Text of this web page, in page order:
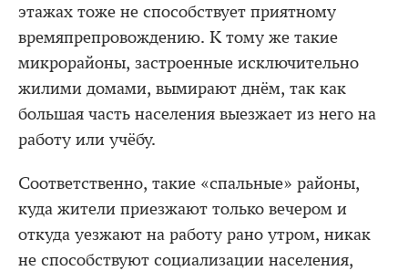
этажах тоже не способствует приятному
времяпрепровождению. К тому же такие
микрорайоны, застроенные исключительно
жилими домами, вымирают днём, так как
большая часть населения выезжает из него на
работу или учёбу.
Соответственно, такие «спальные» районы,
куда жители приезжают только вечером и
откуда уезжают на работу рано утром, никак
не способствуют социализации населения,